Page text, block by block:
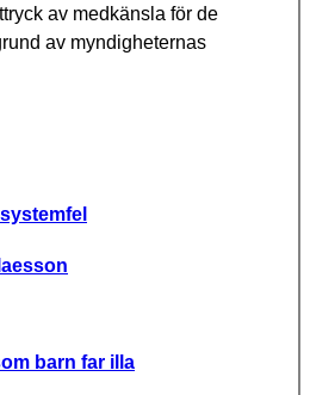
av medkänsla för de
av myndigheternas
barn far illa